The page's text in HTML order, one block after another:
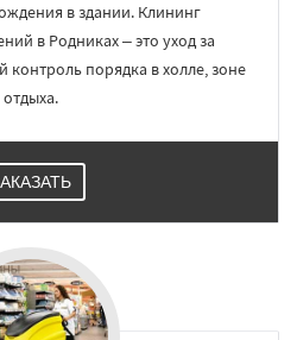
в здании. Клининг
в Родниках – это уход за
контроль порядка в холле, зоне
отдыха.